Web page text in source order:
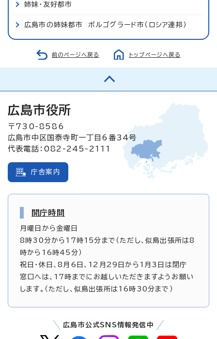
姉妹・友好都市
広島市の姉妹都市 ボルゴグラード市（ロシア連邦）
前のページへ戻る トップページへ戻る
広島市役所
〒730-8586
広島市中区国泰寺町一丁目6番34号
代表電話：082-245-2111
庁舎案内
開庁時間
月曜日から金曜日
8時30分から17時15分まで（ただし、似島出張所は8
時から16時45分）
祝日・休日、8月6日、12月29日から1月3日は閉庁
窓口へは、17時までにお越しいただきますようお願い
します。（ただし、似島出張所は16時30分まで）
広島市公式SNS情報発信中